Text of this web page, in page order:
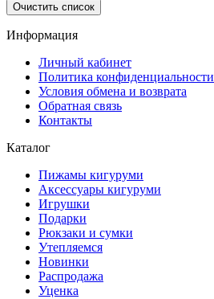
Очистить список
Информация
Личный кабинет
Политика конфиденциальности
Условия обмена и возврата
Обратная связь
Контакты
Каталог
Пижамы кигуруми
Аксессуары кигуруми
Игрушки
Подарки
Рюкзаки и сумки
Утепляемся
Новинки
Распродажа
Уценка